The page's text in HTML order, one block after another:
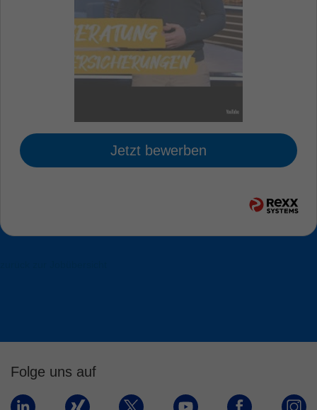
Jetzt bewerben
Folge uns auf